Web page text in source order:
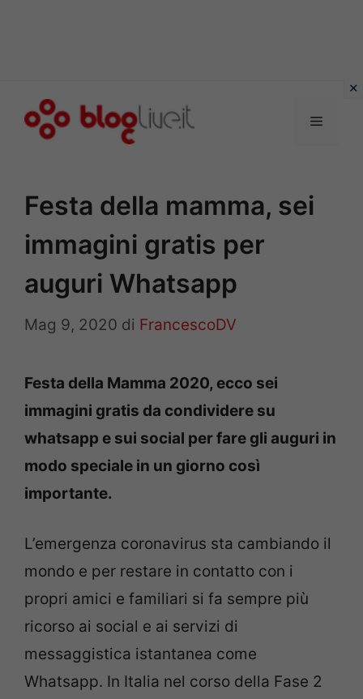
Menu
Festa della mamma, sei
immagini gratis per
auguri Whatsapp
Mag 9, 2020 di FrancescoDV
Festa della Mamma 2020, ecco sei
immagini gratis da condividere su
whatsapp e sui social per fare gli auguri in
modo speciale in un giorno così
importante.
L’emergenza coronavirus sta cambiando il
mondo e per restare in contatto con i
propri amici e familiari si fa sempre più
ricorso ai social e ai servizi di
messaggistica istantanea come
Whatsapp. In Italia nel corso della Fase 2